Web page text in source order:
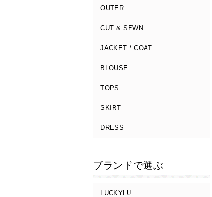
OUTER
CUT & SEWN
JACKET / COAT
BLOUSE
TOPS
SKIRT
DRESS
ブランドで選ぶ
LUCKYLU